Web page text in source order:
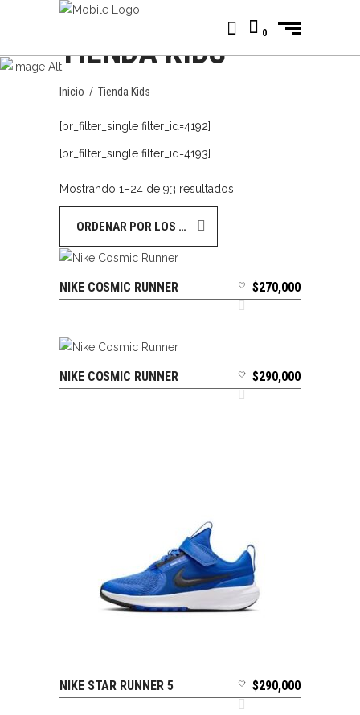
0
TIENDA KIDS
Inicio / Tienda Kids
[br_filter_single filter_id=4192]
[br_filter_single filter_id=4193]
Mostrando 1–24 de 93 resultados
ORDENAR POR LOS ÚLTIMOS
SELECCIONAR OPCIONES
NIKE COSMIC RUNNER $270,000
SELECCIONAR OPCIONES
NIKE COSMIC RUNNER $290,000
SELECCIONAR OPCIONES
NIKE STAR RUNNER 5 $290,000